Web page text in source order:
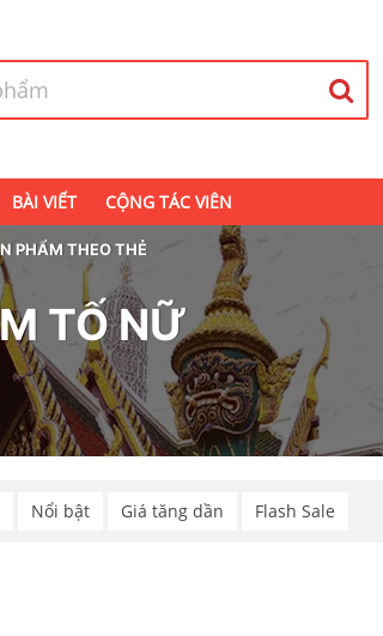
BÀI VIẾT CỘNG TÁC VIÊN
PHẨM THEO THẺ
TỐ NỮ
Nổi bật Giá tăng dần Flash Sale